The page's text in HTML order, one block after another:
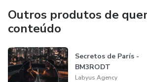
Outros produtos de
conteúdo
Secretos de París -
BM3RODT
Labyus Agency